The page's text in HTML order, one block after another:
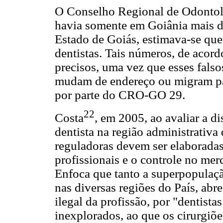
O Conselho Regional de
havia somente em Goiânia mais
Estado de Goiás, estimava-se
dentistas. Tais números, de
precisos, uma vez que esses
mudam de endereço ou migram
por parte do CRO-GO 29.
Costa22, em 2005, ao avaliar a
dentista na região administrativa
reguladoras devem ser
profissionais e o controle no
Enfoca que tanto a
nas diversas regiões do País,
ilegal da profissão, por
inexplorados, ao que os